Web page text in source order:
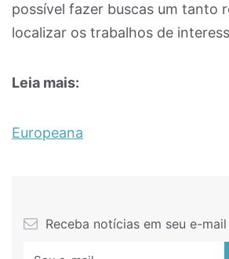
possível fazer buscas um tanto
localizar os trabalhos de
Leia mais:
Europeana
Receba notícias em seu e-mail